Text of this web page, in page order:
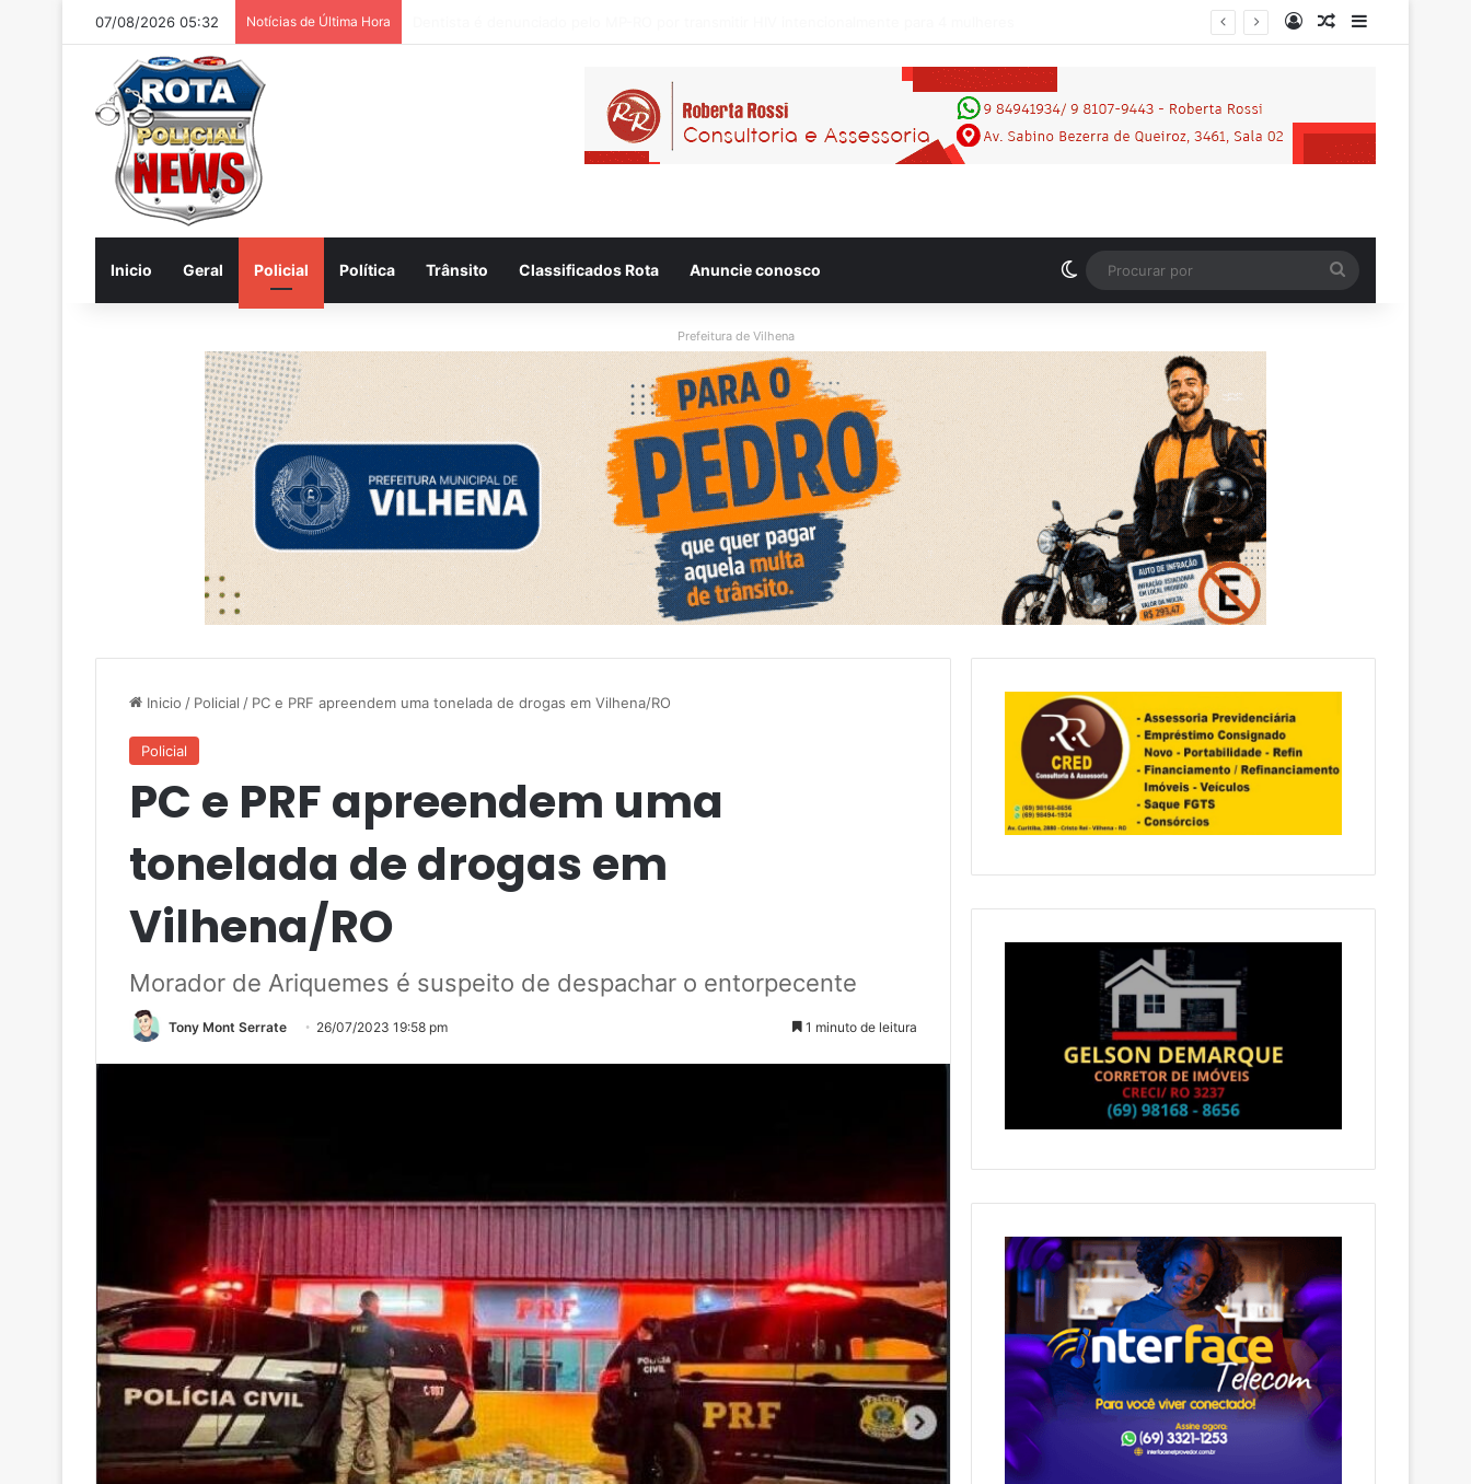
07/08/2026 05:32 Notícias de Última Hora EntrarArtigo aleatório
Inicio Geral Policial Política Trânsito Classificados Rota Anuncie conosco Switch skin
por
Prefeitura de Vilhena
Inicio / Policial / PC e PRF apreendem uma tonelada de drogas em Vilhena/RO
Policial
PC e PRF apreendem uma
tonelada de drogas em
Vilhena/RO
Morador de Ariquemes é suspeito de despachar o entorpecente
Tony Mont Serrate 26/07/2023 19:58 pm 1 minuto de leitura